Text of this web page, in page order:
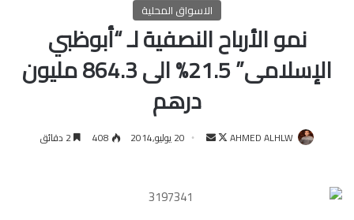
الاسواق المحلية
نمو الأرباح النصفية لـ “أبوظبي
الإسلامى” 21.5% الى 864.3 مليون
درهم
AHMED ALHLW
تابعأرسل 20 يوليو,2014 408